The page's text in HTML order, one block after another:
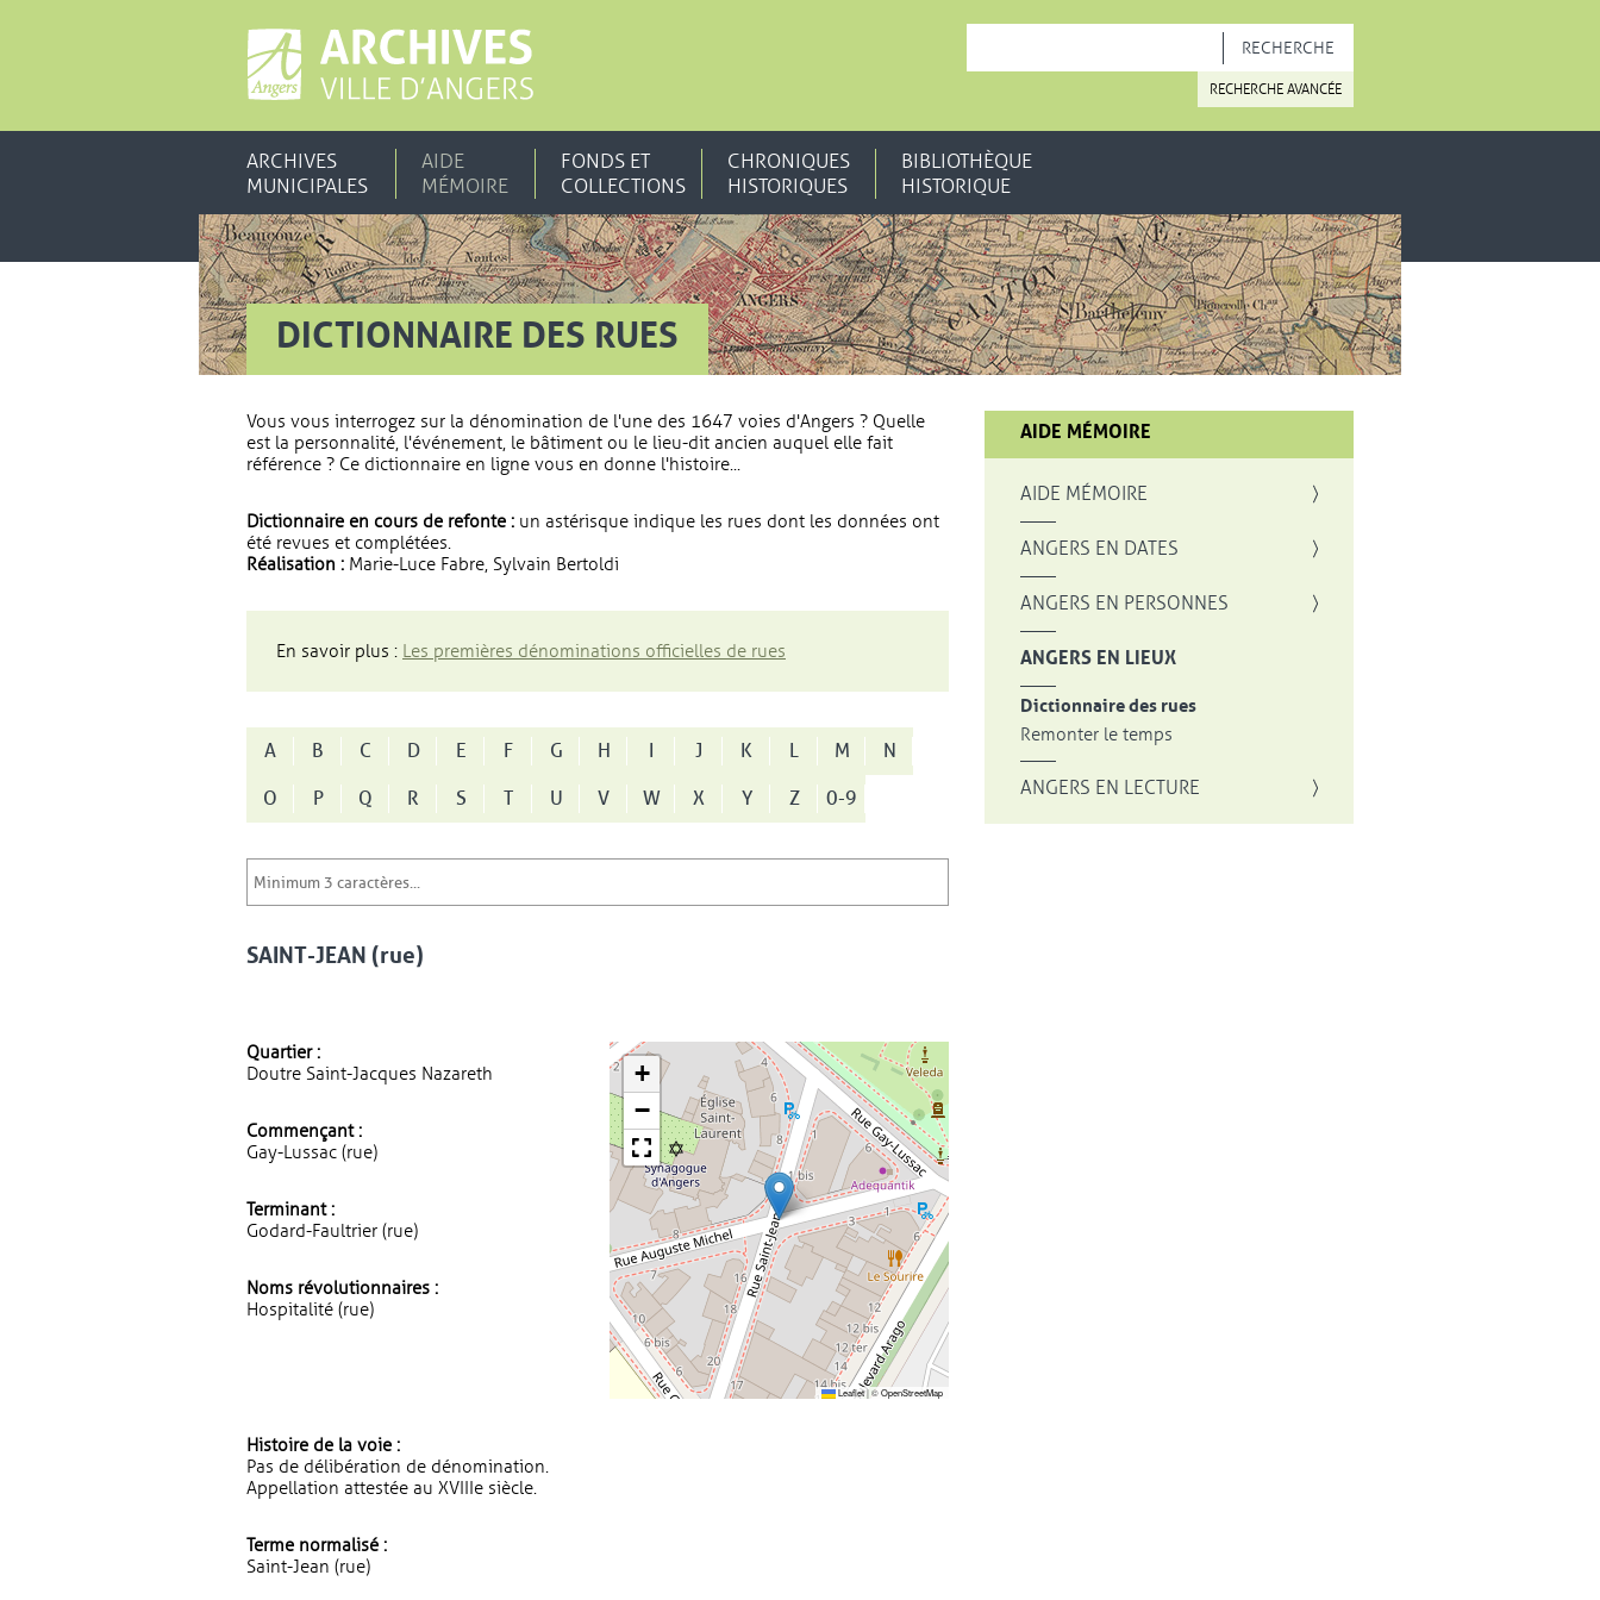
RECHERCHE AVANCÉE
ARCHIVES
MUNICIPALES
AIDE
MÉMOIRE
FONDS ET
COLLECTIONS
CHRONIQUES
HISTORIQUES
BIBLIOTHÈQUE
HISTORIQUE
DICTIONNAIRE DES RUES
Vous vous interrogez sur la dénomination de l'une des 1647 voies d'Angers ? Quelle
est la personnalité, l'événement, le bâtiment ou le lieu-dit ancien auquel elle fait
référence ? Ce dictionnaire en ligne vous en donne l'histoire...
Dictionnaire en cours de refonte : un astérisque indique les rues dont les données ont
été revues et complétées.
Réalisation : Marie-Luce Fabre, Sylvain Bertoldi
En savoir plus : Les premières dénominations officielles de rues
A B C D E F G H I J K L M
N
O
P Q R S T U V W X Y Z 0-9
SAINT-JEAN (rue)
Quartier :
Doutre Saint-Jacques Nazareth
Commençant :
Gay-Lussac (rue)
Terminant :
Godard-Faultrier (rue)
Noms révolutionnaires :
Hospitalité (rue)
+
−
Leaflet|©OpenStreetMap
Histoire de la voie :
Pas de délibération de dénomination.
Appellation attestée au XVIIIe siècle.
Terme normalisé :
Saint-Jean (rue)
AIDE MÉMOIRE
AIDE MÉMOIRE
ANGERS EN DATES
ANGERS EN PERSONNES
ANGERS EN LIEUX
Dictionnaire des rues
Remonter le temps
ANGERS EN LECTURE